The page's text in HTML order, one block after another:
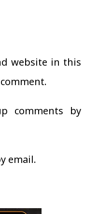
website in this
comments by
email.